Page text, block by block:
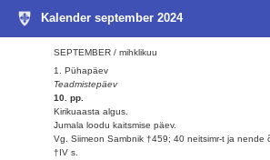
Kalender september 2024
SEPTEMBER / mihklikuu
1. Pühapäev
Teadmistepäev
10. pp.
Kirikuaasta algus.
Jumala loodu kaitsmise päev.
Vg. Siimeon Sambnik †459; 40 neitsimr-t ja nende
†IV s.